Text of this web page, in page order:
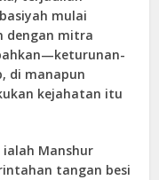
mulai
dengan mitra
di manapun
kejahatan itu
Manshur
tangan besi